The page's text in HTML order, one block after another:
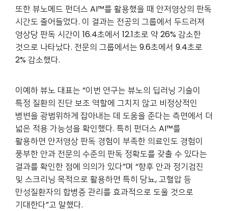
또한 뷰노메드 펀더스 AI™를 활용했을 때 안저영상의 판독
시간도 줄어들었다. 이 결과는 전공의 그룹에서 두드러져
영상당 판독 시간이 16.4초에서 12.1초로 약 26% 감소한
것으로 나타났다. 전문의 그룹에서는 9.6초에서 9.4초로
2% 감소했다.
이예하 뷰노 대표는 “이번 연구는 뷰노의 딥러닝 기술이
특정 질환의 진단 보조 역할에 그치지 않고 비정상적인
병변을 광범위하게 잡아내는 데 도움을 준다는 측면에서 더
넓은 적용 가능성을 확인했다. 특히 펀더스 AI™를
활용하면 안저영상 판독 경험이 부족한 의료인도 경험이
풍부한 안과 전문의 수준의 판독 정확도를 갖출 수 있다는
결과를 확인한 점에 의의가 있다”며 “향후 안과 정기검진
및 스크리닝 목적으로 활용하면 특히 당뇨, 고혈압 등
만성질환자의 합병증 관리를 효과적으로 도울 것으로
기대한다”고 말했다.